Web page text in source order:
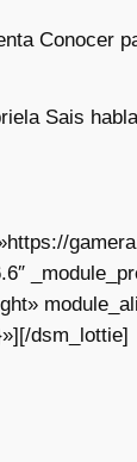
Conocer
Sais
dsm_lottie]